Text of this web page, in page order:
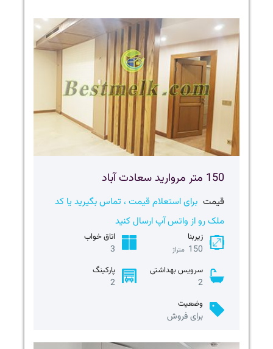
150 متر مروارید سعادت آباد
قیمت برای استعلام قیمت ، تماس بگیرید یا کد
ملک رو از واتس آپ ارسال کنید
زیربنا
150 متراژ
اتاق خواب
3
سرویس بهداشتی
2
پارکینگ
2
وضعیت
برای فروش